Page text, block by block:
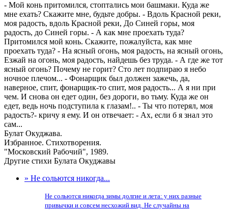
- Мой конь притомился, стоптались мои башмаки. Куда же
мне ехать? Скажите мне, будьте добры. - Вдоль Красной реки,
моя радость, вдоль Красной реки, До Синей горы, моя
радость, до Синей горы. - А как мне проехать туда?
Притомился мой конь. Скажите, пожалуйста, как мне
проехать туда? - На ясный огонь, моя радость, на ясный огонь,
Езжай на огонь, моя радость, найдешь без труда. - А где же тот
ясный огонь? Почему не горит? Сто лет подпираю я небо
ночное плечом... - Фонарщик был должен зажечь, да,
наверное, спит, фонарщик-то спит, моя радость... А я ни при
чем. И снова он едет один, без дороги, во тьму. Куда же он
едет, ведь ночь подступила к глазам!.. - Ты что потерял, моя
радость?- кричу я ему. И он отвечает: - Ах, если б я знал это
сам...
Булат Окуджава.
Избранное. Стихотворения.
"Московский Рабочий", 1989.
Другие стихи Булата Окуджавы
» Не сольются никогда...
Не сольются никогда зимы долгие и лета: у них разные
привычки и совсем несхожий вид. Не случайны на